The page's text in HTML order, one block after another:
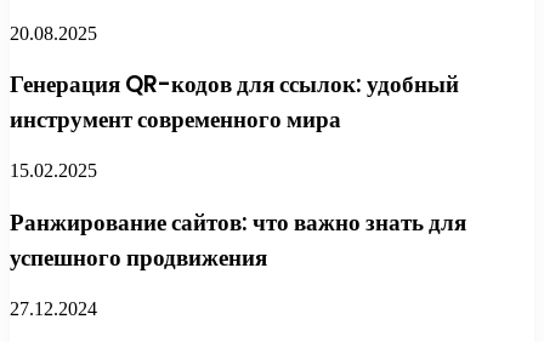
20.08.2025
Генерация QR-кодов для ссылок: удобный
инструмент современного мира
15.02.2025
Ранжирование сайтов: что важно знать для
успешного продвижения
27.12.2024